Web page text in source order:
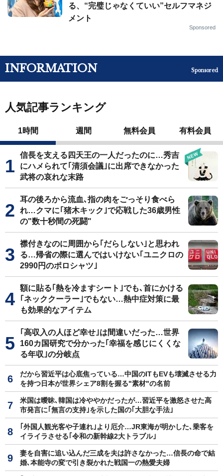
る、“完璧じゃなくていい”セルフマネジ
メント
Sponsored
INFORMATION Sponsored
人気記事ランキング
1時間 週間 無料会員 有料会員
信長を支える四天王の一人だったのに…秀吉
にハメられて｢清須会議｣に出席できなかった
武将の哀れな末路
耳の後ろから流血､指の肉をごっそり食べら
れ…クマに｢猪木キック｣で応戦した36歳男性
の"数十秒間の死闘"
襟付きなのに周囲から｢だらしない｣と思われ
る…帰省の際に選んではいけない｢ユニクロの
2990円のポロシャツ｣
額に貼る｢熱を冷ますシート｣でも､首にかける
｢ネッククーラー｣でもない…熱中症対策に最
も効果的なアイテム
｢高収入の人ほど幸せ｣は間違いだった…世界
160カ国研究で分かった｢幸福を感じにくくな
る年収｣の分岐点
だから習近平は心底焦っている…中国のITもEVも壊滅させる力
を持つ日本が世界シェア8割を握る"素材"の名前
米国は曖昧､韓国は冷ややかだったが…習近平を激怒させた高
市発言に｢無言の支持｣を示した国の｢大胆な手法｣
｢外国人観光客や子連れ｣より厄介…JR東海が明かした､乗客を
イライラさせる｢令和の新幹線2大トラブル｣
妻を自害に追い込んだ三成を夫は許さなかった…信長の命で結
婚､本能寺の変で引き裂かれた戦国一の熱愛夫婦